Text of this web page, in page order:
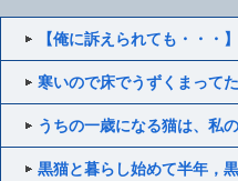
【俺に訴えられても・・・
寒いので床でうずくまって
うちの一歳になる猫は、私
黒猫と暮らし始めて半年，